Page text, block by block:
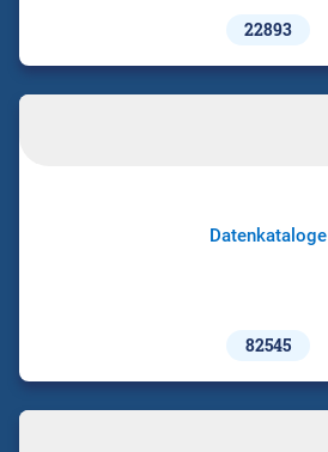
22893
Datenkataloge
82545